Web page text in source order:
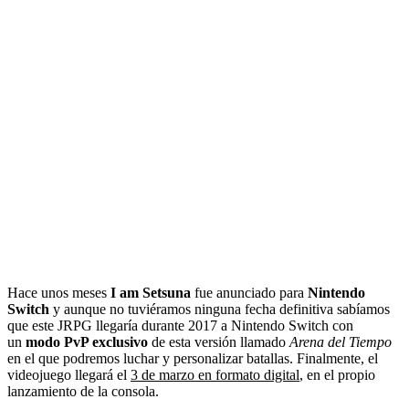
Hace unos meses I am Setsuna fue anunciado para Nintendo
Switch y aunque no tuviéramos ninguna fecha definitiva sabíamos
que este JRPG llegaría durante 2017 a Nintendo Switch con
un modo PvP exclusivo de esta versión llamado Arena del Tiempo
en el que podremos luchar y personalizar batallas. Finalmente, el
videojuego llegará el 3 de marzo en formato digital, en el propio
lanzamiento de la consola.